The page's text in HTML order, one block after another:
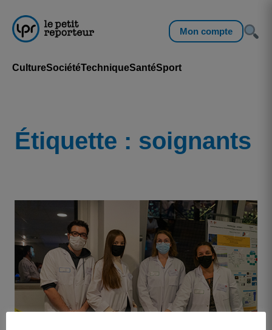
Mon compte
CultureSociétéTechniqueSantéSport
Étiquette : soignants